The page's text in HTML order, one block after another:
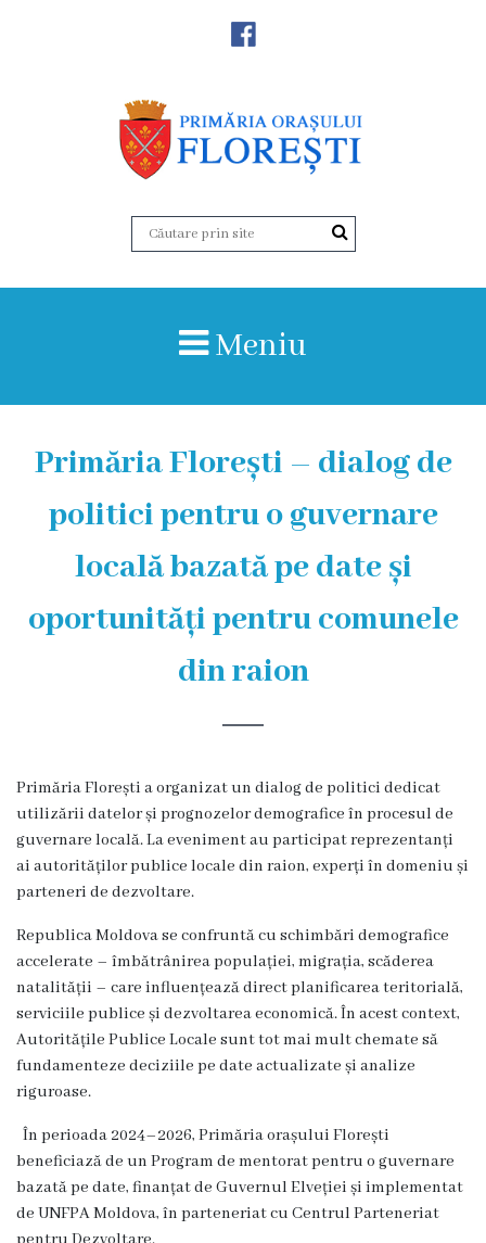
Primăria
Structura,
Organigrama
efectivul
limită
ale
Rapoartele
primarului
Proiecte
investiționale
Proiecte
în
derulare
Proiecte
prioritare
spre
Meniu
Primăria Florești – dialog de
politici pentru o guvernare
locală bazată pe date și
oportunități pentru comunele
din raion
Primăria Florești a organizat un dialog de politici dedicat
utilizării datelor și prognozelor demografice în procesul de
guvernare locală. La eveniment au participat reprezentanți
ai autorităților publice locale din raion, experți în domeniu și
parteneri de dezvoltare.
Republica Moldova se confruntă cu schimbări demografice
accelerate – îmbătrânirea populației, migrația, scăderea
natalității – care influențează direct planificarea teritorială,
serviciile publice și dezvoltarea economică. În acest context,
Autoritățile Publice Locale sunt tot mai mult chemate să
fundamenteze deciziile pe date actualizate și analize
riguroase.
În perioada 2024–2026, Primăria orașului Florești
beneficiază de un Program de mentorat pentru o guvernare
bazată pe date, finanțat de Guvernul Elveției și implementat
de UNFPA Moldova, în parteneriat cu Centrul Parteneriat